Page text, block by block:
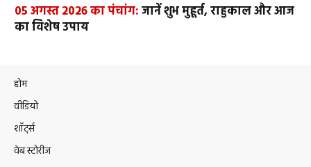
05 अगस्त 2026 का पंचांग:जानें शुभ मुहूर्त, राहुकाल और आज
का विशेष उपाय
होम
वीडियो
शॉर्ट्स
वेब स्टोरीज